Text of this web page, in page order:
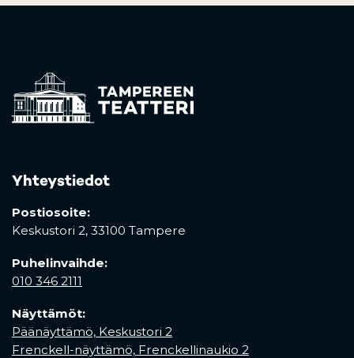
Yhteystiedot
Postiosoite:
Keskustori 2, 33100 Tampere
Puhelinvaihde:
010 346 2111
Näyttämöt:
Päänäyttämö, Keskustori 2
Frenckell-näyttämö, Frenckellinaukio 2